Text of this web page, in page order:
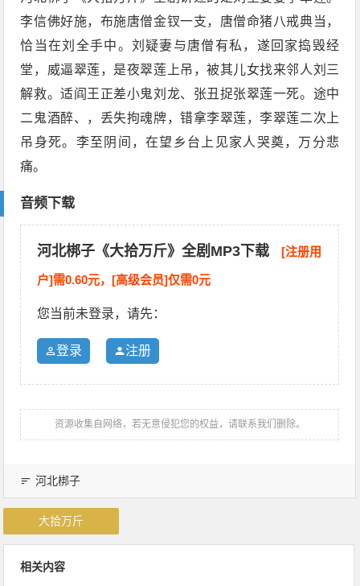
李信佛好施，布施唐僧金钗一支，唐僧命猪八戒典当，
恰当在刘全手中。刘疑妻与唐僧有私，遂回家捣毁经
堂，威逼翠莲，是夜翠莲上吊，被其儿女找来邻人刘三
解救。适阎王正差小鬼刘龙、张丑捉张翠莲一死。途中
二鬼酒醉、，丢失拘魂牌，错拿李翠莲，李翠莲二次上
吊身死。李至阴间，在望乡台上见家人哭奠，万分悲
痛。
音频下载
河北梆子《大拾万斤》全剧MP3下载 [注册用
户]需0.60元，[高级会员]仅需0元
您当前未登录，请先：
登录 注册
资源收集自网络，若无意侵犯您的权益，请联系我们删除。
河北梆子
大拾万斤
相关内容